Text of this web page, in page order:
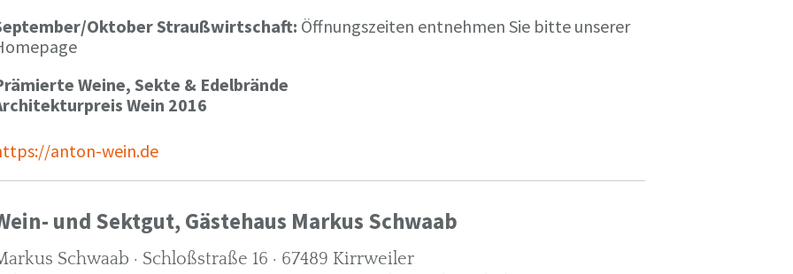
Oktober Straußwirtschaft: Öffnungszeiten entnehmen Sie bitte unserer
Weine, Sekte & Edelbrände
Wein 2016
anton-wein.de
und Sektgut, Gästehaus Markus Schwaab
Schwaab · Schloßstraße 16 · 67489 Kirrweiler